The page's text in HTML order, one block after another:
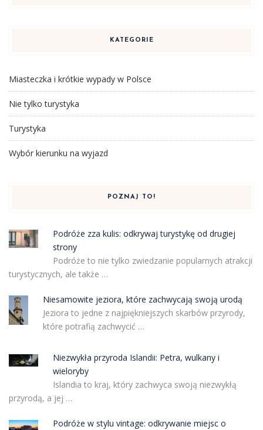
KATEGORIE
Miasteczka i krótkie wypady w Polsce
Nie tylko turystyka
Turystyka
Wybór kierunku na wyjazd
POZNAJ TO!
Podróże zza kulis: odkrywaj turystykę od drugiej
strony
Podróże to nie tylko zwiedzanie popularnych atrakcji
turystycznych, ale także …
Niesamowite jeziora, które zachwycają swoją urodą
Jeziora to jedne z najpiękniejszych skarbów przyrody,
które potrafią zachwycić …
Niezwykła przyroda Islandii: Petra, wulkany i
wieloryby
Islandia to kraj, który zachwyca swoją niezwykłą
przyrodą, a jej …
Podróże w stylu vintage: odkrywanie miejsc o